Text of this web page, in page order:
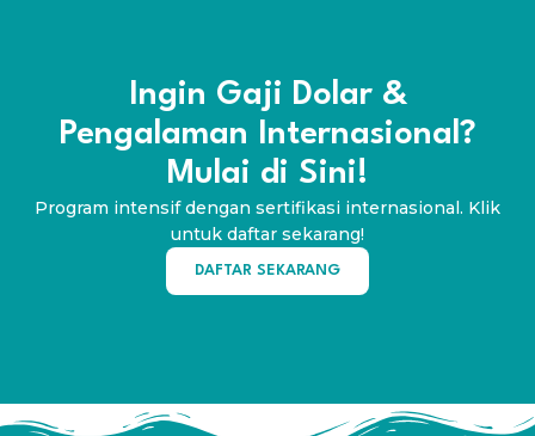
Ingin Gaji Dolar &
Pengalaman Internasional?
Mulai di Sini!
Program intensif dengan sertifikasi internasional. Klik
untuk daftar sekarang!
DAFTAR SEKARANG